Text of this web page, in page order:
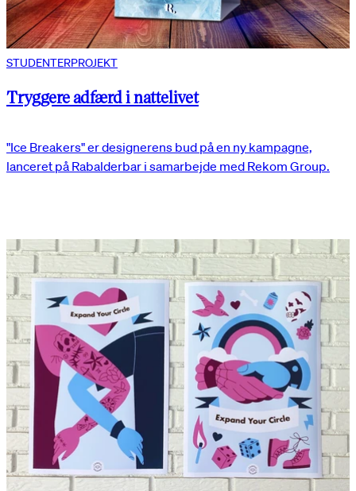
STUDENTERPROJEKT
Tryggere adfærd i nattelivet
"Ice Breakers" er designerens bud på en ny kampagne,
lanceret på Rabalderbar i samarbejde med Rekom Group.